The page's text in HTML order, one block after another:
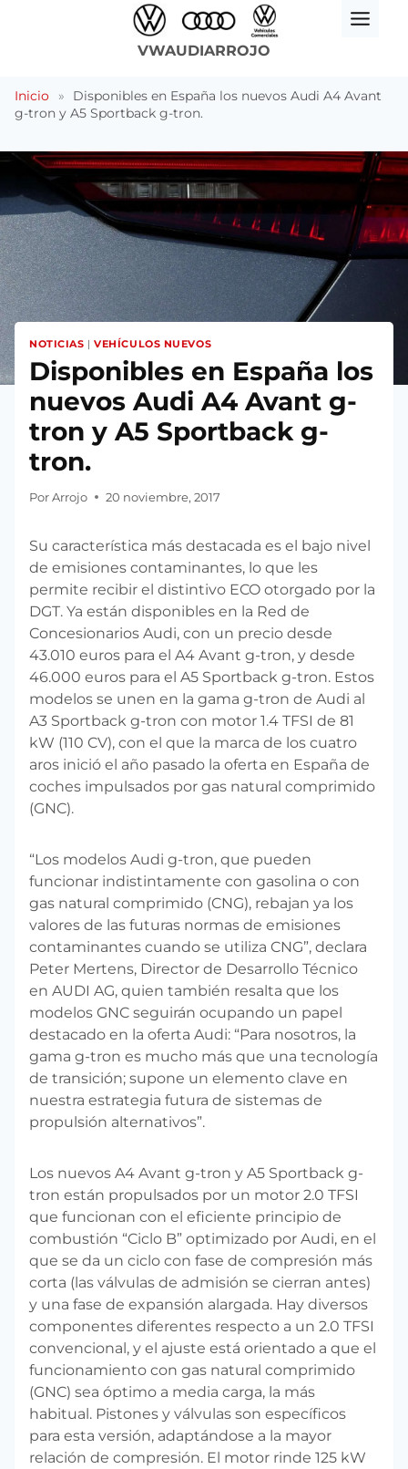
VWAUDIARROJO
Inicio »
Disponibles en España los nuevos Audi A4 Avant
g-tron y A5 Sportback g-tron.
NOTICIAS |VEHÍCULOS NUEVOS
Disponibles en España los
nuevos Audi A4 Avant g-
tron y A5 Sportback g-
tron.
Por Arrojo 20 noviembre, 2017
Su característica más destacada es el bajo nivel
de emisiones contaminantes, lo que les
permite recibir el distintivo ECO otorgado por la
DGT. Ya están disponibles en la Red de
Concesionarios Audi, con un precio desde
43.010 euros para el A4 Avant g-tron, y desde
46.000 euros para el A5 Sportback g-tron. Estos
modelos se unen en la gama g-tron de Audi al
A3 Sportback g-tron con motor 1.4 TFSI de 81
kW (110 CV), con el que la marca de los cuatro
aros inició el año pasado la oferta en España de
coches impulsados por gas natural comprimido
(GNC).
“Los modelos Audi g-tron, que pueden
funcionar indistintamente con gasolina o con
gas natural comprimido (CNG), rebajan ya los
valores de las futuras normas de emisiones
contaminantes cuando se utiliza CNG”, declara
Peter Mertens, Director de Desarrollo Técnico
en AUDI AG, quien también resalta que los
modelos GNC seguirán ocupando un papel
destacado en la oferta Audi: “Para nosotros, la
gama g-tron es mucho más que una tecnología
de transición; supone un elemento clave en
nuestra estrategia futura de sistemas de
propulsión alternativos”.
Los nuevos A4 Avant g-tron y A5 Sportback g-
tron están propulsados por un motor 2.0 TFSI
que funcionan con el eficiente principio de
combustión “Ciclo B” optimizado por Audi, en el
que se da un ciclo con fase de compresión más
corta (las válvulas de admisión se cierran antes)
y una fase de expansión alargada. Hay diversos
componentes diferentes respecto a un 2.0 TFSI
convencional, y el ajuste está orientado a que el
funcionamiento con gas natural comprimido
(GNC) sea óptimo a media carga, la más
habitual. Pistones y válvulas son específicos
para esta versión, adaptándose a la mayor
relación de compresión. El motor rinde 125 kW